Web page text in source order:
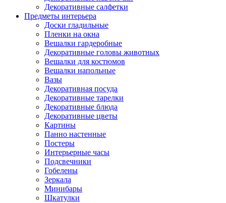
Декоративные салфетки
Предметы интерьера
Доски гладильные
Пленки на окна
Вешалки гардеробные
Декоративные головы животных
Вешалки для костюмов
Вешалки напольные
Вазы
Декоративная посуда
Декоративные тарелки
Декоративные блюда
Декоративные цветы
Картины
Панно настенные
Постеры
Интерьерные часы
Подсвечники
Гобелены
Зеркала
Минибары
Шкатулки